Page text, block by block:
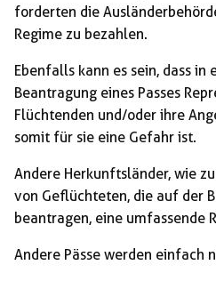
forderten die
Regime zu bezahlen.
Ebenfalls kann es sein, dass in
Beantragung eines Passes
Flüchtenden und/oder ihre
somit für sie eine Gefahr ist.
Andere Herkunftsländer, wie
von Geflüchteten, die auf der
beantragen, eine umfassende
Andere Pässe werden einfach